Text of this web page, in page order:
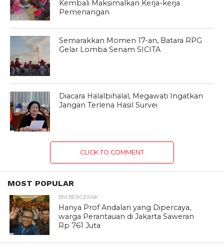
Kembali Maksimalkan Kerja-kerja
Pemenangan
Semarakkan Momen 17-an, Batara RPG
Gelar Lomba Senam SICITA
Diacara Halalbihalal, Megawati Ingatkan
Jangan Terlena Hasil Survei
CLICK TO COMMENT
MOST POPULAR
BM BERGERAK
Hanya Prof Andalan yang Dipercaya,
warga Perantauan di Jakarta Saweran
Rp 761 Juta